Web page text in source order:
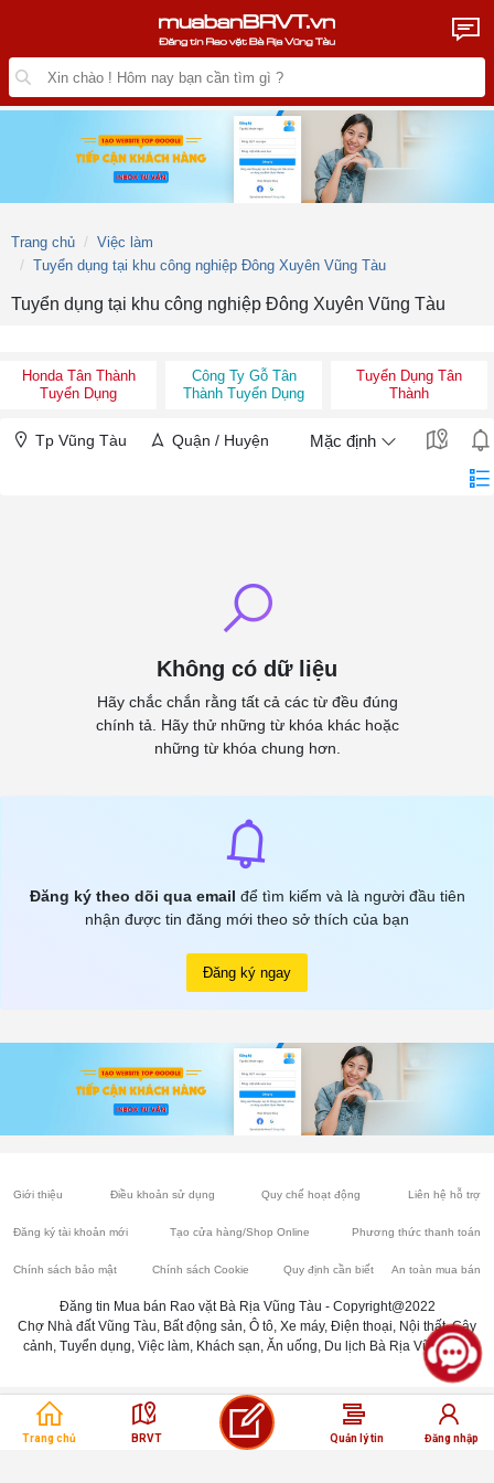
Trang chủ
Việc làm
Tuyển dụng tại khu công nghiệp Đông Xuyên Vũng Tàu
Tuyển dụng tại khu công nghiệp Đông Xuyên Vũng Tàu
Honda Tân Thành
Tuyển Dụng
Công Ty Gỗ Tân
Thành Tuyển Dụng
Tuyển Dụng Tân
Thành
Tp Vũng Tàu Quận / Huyện Mặc định
Không có dữ liệu
Hãy chắc chắn rằng tất cả các từ đều đúng
chính tả. Hãy thử những từ khóa khác hoặc
những từ khóa chung hơn.
Đăng ký theo dõi qua email để tìm kiếm và là người đầu tiên
nhận được tin đăng mới theo sở thích của bạn
Đăng ký ngay
Trang chủ BRVT Quản lý tin Đăng nhập
Giới thiệu Điều khoản sử dụng Quy chế hoạt động Liên hệ hỗ trợ
Đăng ký tài khoản mới Tạo cửa hàng/Shop Online Phương thức thanh toán
Chính sách bảo mật Chính sách Cookie Quy định cần biết An toàn mua bán
Đăng tin Mua bán Rao vặt Bà Rịa Vũng Tàu - Copyright@2022
Chợ Nhà đất Vũng Tàu, Bất động sản, Ô tô, Xe máy, Điện thoại, Nội thất, Cây
cảnh, Tuyển dụng, Việc làm, Khách sạn, Ăn uống, Du lịch Bà Rịa Vũng Tàu